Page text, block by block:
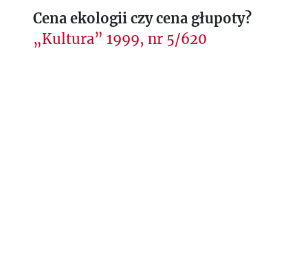
Cena ekologii czy cena głupoty?
„Kultura” 1999, nr 5/620